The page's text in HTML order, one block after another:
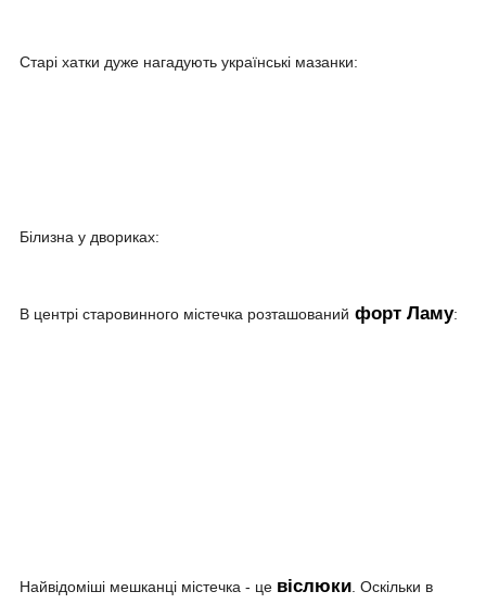
Старі хатки дуже нагадують українські мазанки:
Білизна у двориках:
В центрі старовинного містечка розташований форт Ламу:
Найвідоміші мешканці містечка - це віслюки . Оскільки в